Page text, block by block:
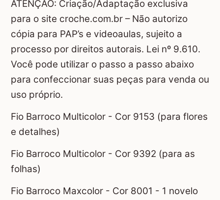
ATENÇÃO: Criação/Adaptação exclusiva
para o site croche.com.br – Não autorizo
cópia para PAP’s e videoaulas, sujeito a
processo por direitos autorais. Lei nº 9.610.
Você pode utilizar o passo a passo abaixo
para confeccionar suas peças para venda ou
uso próprio.
Fio Barroco Multicolor - Cor 9153 (para flores
e detalhes)
Fio Barroco Multicolor - Cor 9392 (para as
folhas)
Fio Barroco Maxcolor - Cor 8001 - 1 novelo